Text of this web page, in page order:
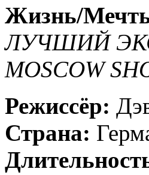
Жизнь/
ЛУЧШИЙ
MOSCOW
Режиссёр:
Страна: